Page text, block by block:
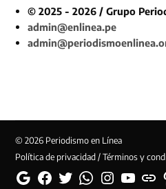
© 2025 - 2026 / Grupo
admin@enlinea.pe
© 2026 Periodismo en Línea
Política de privacidad / Términos y
GoogleFacebookTwitterWhatsappInstagramYouTubeWeb